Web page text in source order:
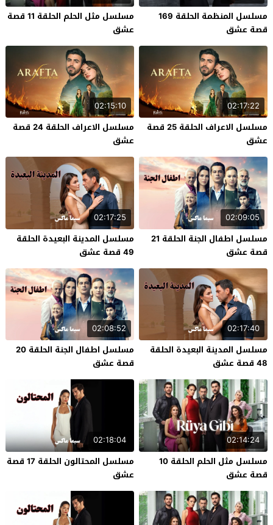
مسلسل المنظمة الحلقة 169
قصة عشق
مسلسل مثل الحلم الحلقة 11 قصة
عشق
02:17:22
مسلسل الاعراف الحلقة 25 قصة
عشق
02:15:10
مسلسل الاعراف الحلقة 24 قصة
عشق
02:09:05
مسلسل اطفال الجنة الحلقة 21
قصة عشق
02:17:25
مسلسل المدينة البعيدة الحلقة
49 قصة عشق
02:17:40
مسلسل المدينة البعيدة الحلقة
48 قصة عشق
02:08:52
مسلسل اطفال الجنة الحلقة 20
قصة عشق
02:14:24
مسلسل مثل الحلم الحلقة 10
قصة عشق
02:18:04
مسلسل المحتالون الحلقة 17 قصة
عشق